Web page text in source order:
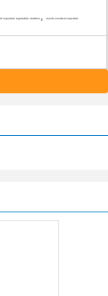
ospedale regolabile elettrico, tavola overbed ospedale